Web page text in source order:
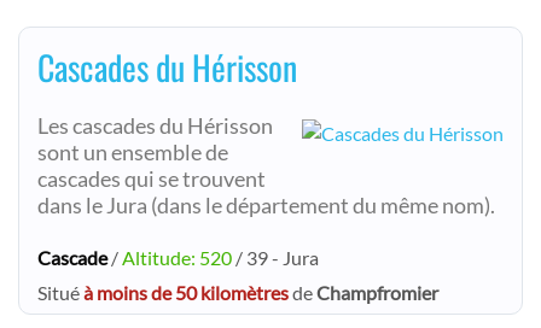
Cascades du Hérisson
Les cascades du Hérisson
sont un ensemble de
cascades qui se trouvent
dans le Jura (dans le département du même nom).
Cascade/ Altitude: 520 / 39 - Jura
Situéà moins de 50 kilomètresdeChampfromier